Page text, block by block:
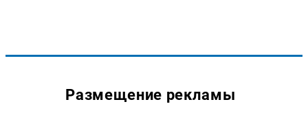
Размещение рекламы